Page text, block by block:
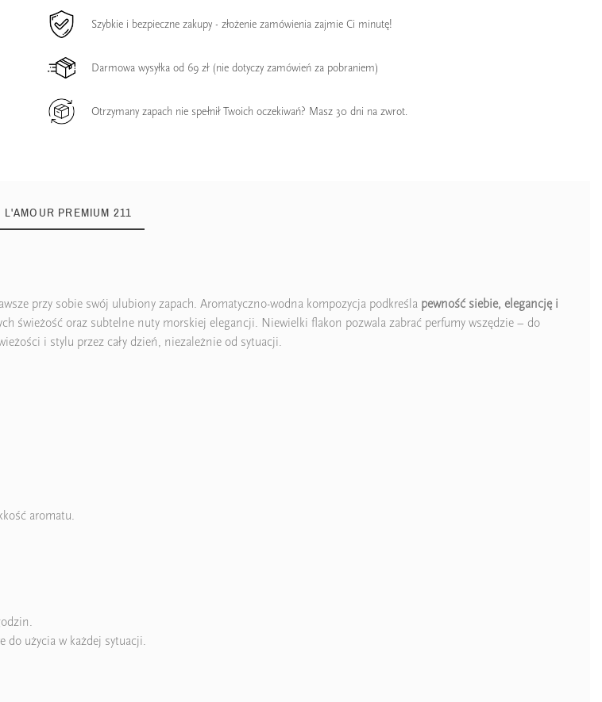
Szybkie i bezpieczne zakupy - złożenie zamówienia zajmie Ci minutę!
Darmowa wysyłka od 69 zł (nie dotyczy zamówień za pobraniem)
Otrzymany zapach nie spełnił Twoich oczekiwań? Masz 30 dni na zwrot.
L'AMOUR PREMIUM 211
przy sobie swój ulubiony zapach. Aromatyczno-wodna kompozycja podkreśla pewność siebie, elegancję i
świeżość oraz subtelne nuty morskiej elegancji. Niewielki flakon pozwala zabrać perfumy wszędzie – do
i stylu przez cały dzień, niezależnie od sytuacji.
aromatu.
do użycia w każdej sytuacji.